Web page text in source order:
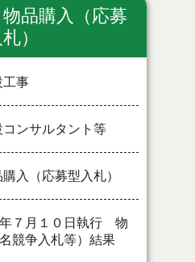
品購入（応募
）
事
ンサルタント等
入（応募型入札）
７月１０日執行 物
競争入札等）結果